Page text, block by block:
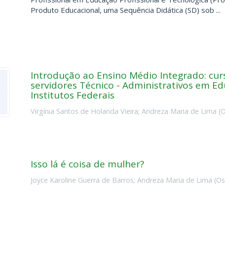
Produto Educacional, uma Sequência Didática (SD) sob ...
Introdução ao Ensino Médio Integrado:
servidores Técnico - Administrativos em
Institutos Federais
Virgínia Santos de Holanda Vieira; Andreza Maria de Lima (
Isso lá é coisa de mulher?
Joyce Karoline Guerra de Barros; Andreza Maria de Lima (